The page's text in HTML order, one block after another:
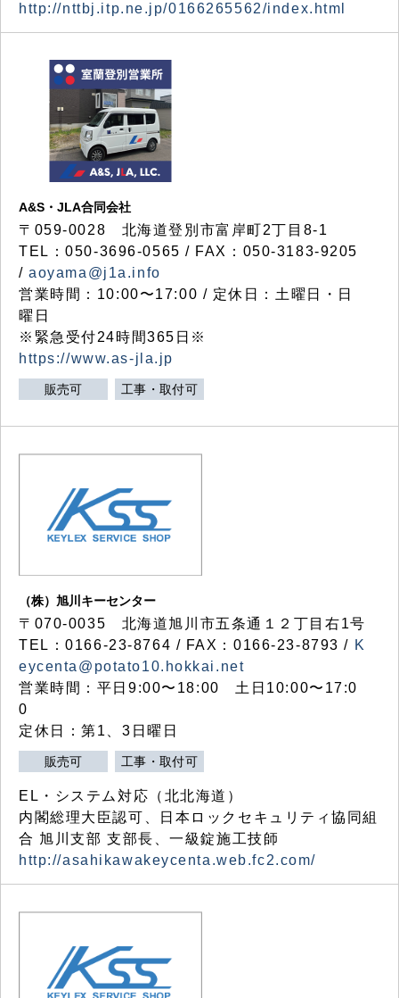
http://nttbj.itp.ne.jp/0166265562/index.html
A&S・JLA合同会社
〒 059-0028 北海道登別市富岸町2丁目 8-1
TEL：050-3696-0565 / FAX：050-3183-9205
/aoyama@j1a.info
営業時間：10:00〜17:00 / 定休日：土曜日・日
曜日
※緊急受付24時間365日※
https://www.as-jla.jp
販売可 工事・取付可
（株）旭川キーセンター
〒070-0035 北海道旭川市五条通１２丁目右1号
TEL：0166-23-8764 / FAX：0166-23-8793 / K
eycenta@potato10.hokkai.net
営業時間：平日9:00〜18:00 土日10:00〜17:0
0
定休日：第1、3日曜日
販売可 工事・取付可
EL・システム対応（北北海道）
内閣総理大臣認可、日本ロックセキュリティ協同組
合 旭川支部 支部長、一級錠施工技師
http://asahikawakeycenta.web.fc2.com/